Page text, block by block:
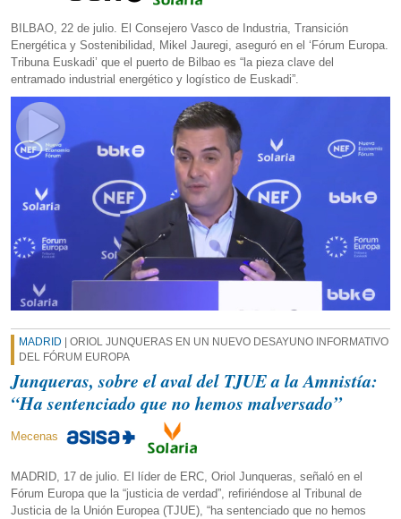
BILBAO, 22 de julio. El Consejero Vasco de Industria, Transición
Energética y Sostenibilidad, Mikel Jauregi, aseguró en el ‘Fórum Europa.
Tribuna Euskadi’ que el puerto de Bilbao es “la pieza clave del
entramado industrial energético y logístico de Euskadi”.
MADRID | ORIOL JUNQUERAS EN UN NUEVO DESAYUNO INFORMATIVO
DEL FÓRUM EUROPA
Junqueras, sobre el aval del TJUE a la Amnistía:
“Ha sentenciado que no hemos malversado”
Mecenas
MADRID, 17 de julio. El líder de ERC, Oriol Junqueras, señaló en el
Fórum Europa que la “justicia de verdad”, refiriéndose al Tribunal de
Justicia de la Unión Europea (TJUE), “ha sentenciado que no hemos